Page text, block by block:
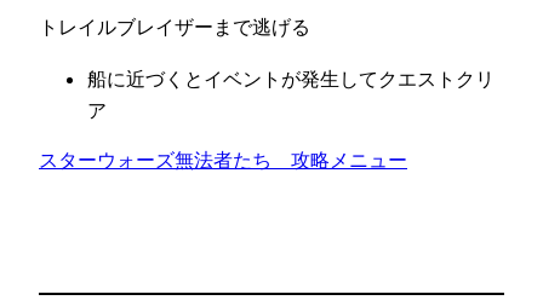
トレイルブレイザーまで逃げる
船に近づくとイベントが発生してクエストクリ
ア
スターウォーズ無法者たち　攻略メニュー